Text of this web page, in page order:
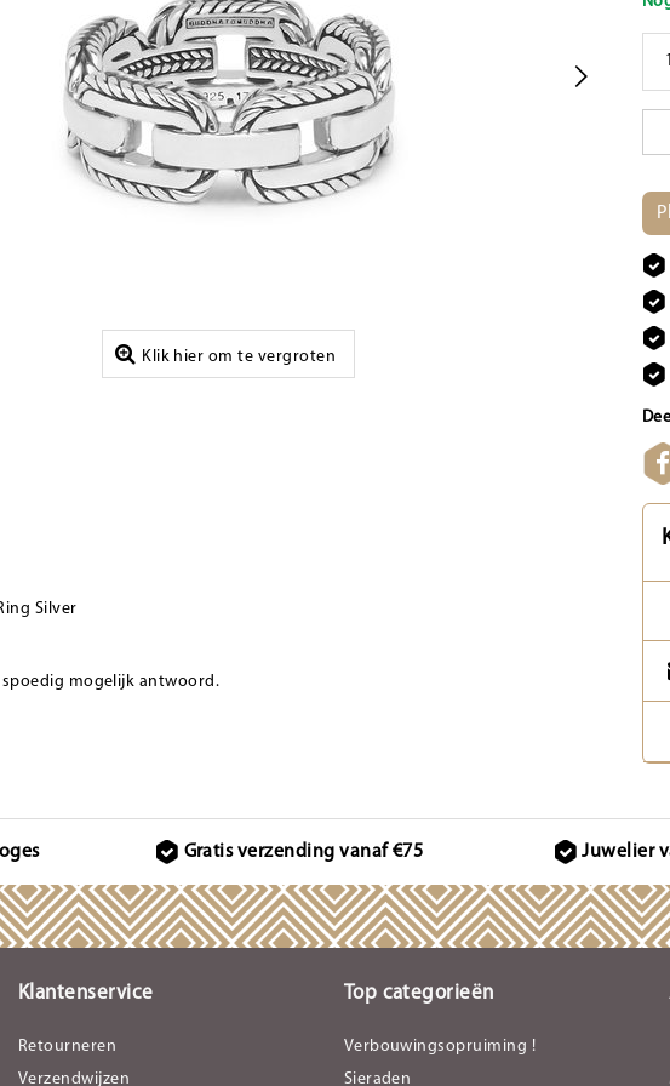
Klik hier om te vergroten
Silver
spoedig mogelijk antwoord.
Gratis verzending vanaf €75 Juwelier
Klantenservice
Retourneren
Verzendwijzen
Top categorieën
Verbouwingsopruiming !
Sieraden